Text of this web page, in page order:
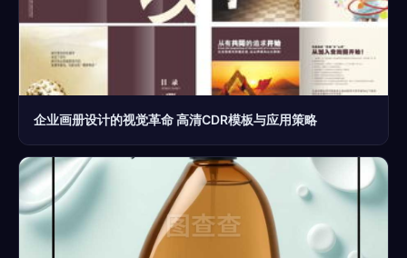
企业画册设计的视觉革命 高清CDR模板与应用策略